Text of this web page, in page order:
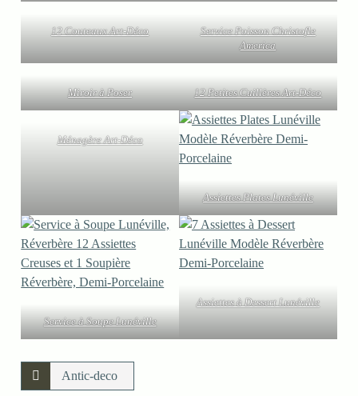
12 Couteaux Art-Déco
Service Poisson Christofle
America
Miroir à Poser 12 Petites Cuillères Art-Déco
Ménagère Art-Déco
Assiettes Plates Lunéville
Service à Soupe Lunéville
Assiettes à Dessert Lunéville
Antic-deco